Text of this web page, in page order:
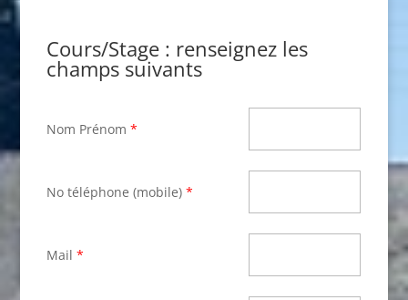
Cours/Stage : renseignez les
champs suivants
Nom Prénom *
No téléphone (mobile) *
Mail *